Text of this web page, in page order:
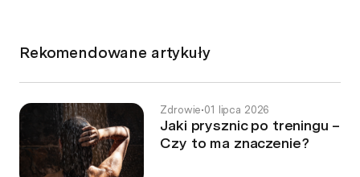
Rekomendowane artykuły
Zdrowie•01 lipca 2026
Jaki prysznic po treningu –
Czy to ma znaczenie?